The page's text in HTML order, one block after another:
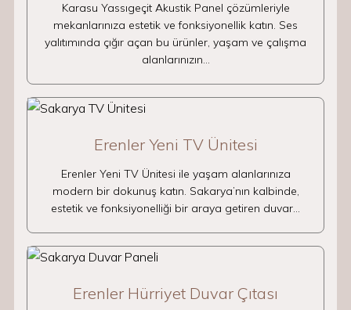
Karasu Yassıgeçit Akustik Panel çözümleriyle
mekanlarınıza estetik ve fonksiyonellik katın. Ses
yalıtımında çığır açan bu ürünler, yaşam ve çalışma
alanlarınızın…
Erenler Yeni TV Ünitesi
Erenler Yeni TV Ünitesi ile yaşam alanlarınıza
modern bir dokunuş katın. Sakarya’nın kalbinde,
estetik ve fonksiyonelliği bir araya getiren duvar…
Erenler Hürriyet Duvar Çıtası